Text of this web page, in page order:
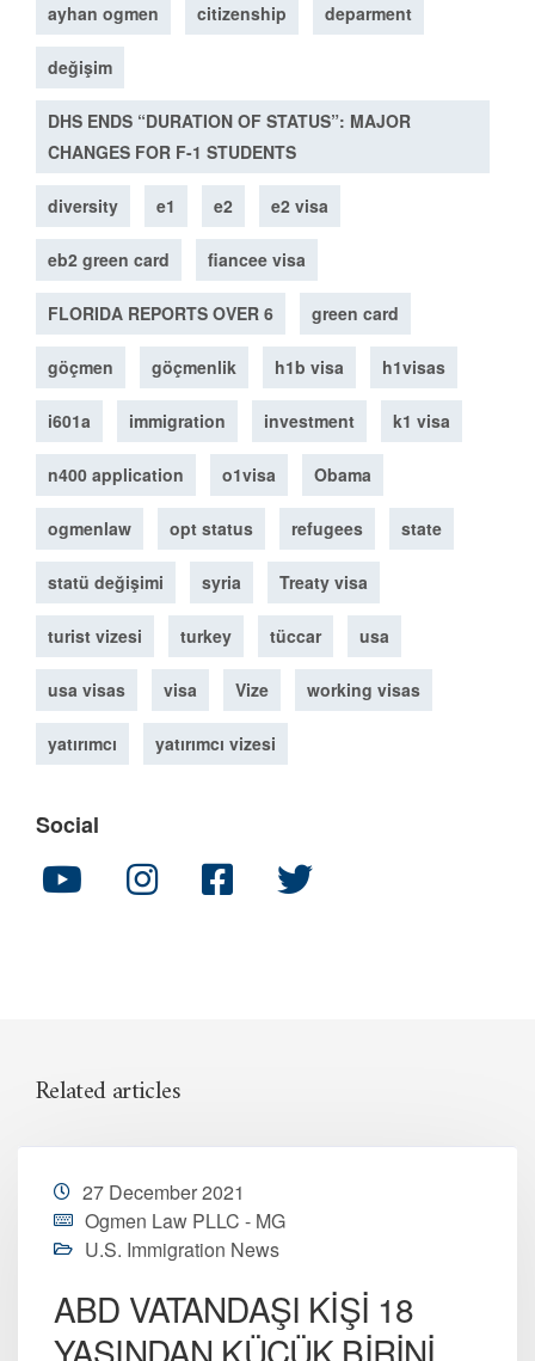
ayhan ogmen citizenship deparment
değişim
DHS ENDS “DURATION OF STATUS”: MAJOR
CHANGES FOR F-1 STUDENTS
diversity e1 e2 e2 visa
eb2 green card fiancee visa
FLORIDA REPORTS OVER 6 green card
göçmen göçmenlik h1b visa h1visas
i601a immigration investment k1 visa
n400 application o1visa Obama
ogmenlaw opt status refugees state
statü değişimi syria Treaty visa
turist vizesi turkey tüccar usa
usa visas visa Vize working visas
yatırımcı yatırımcı vizesi
Social
Related articles
27 December 2021
Ogmen Law PLLC - MG
U.S. Immigration News
ABD VATANDAŞI KİŞİ 18
YAŞINDAN KÜÇÜK BİRİNİ